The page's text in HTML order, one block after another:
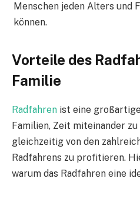
Menschen jeden Alters und
können.
Vorteile des
Familie
Radfahren ist eine
Familien, Zeit miteinander
gleichzeitig von den
Radfahrens zu profitieren.
warum das Radfahren eine